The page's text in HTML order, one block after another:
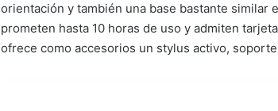
orientación y también una base bastante similar
prometen hasta 10 horas de uso y admiten
ofrece como accesorios un stylus activo,